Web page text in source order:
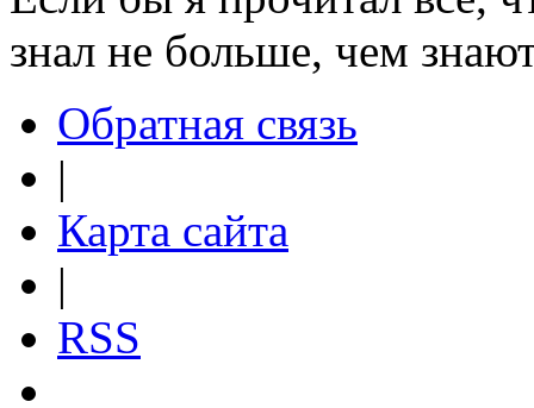
знал не больше, чем
Обратная связь
|
Карта сайта
|
RSS